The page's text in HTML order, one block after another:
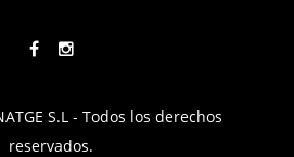
S.L - Todos los derechos
reservados.